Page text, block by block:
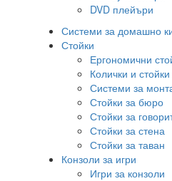
DVD плейъри
Системи за домашно
Стойки
Ергономични
Колички и
Системи за
Стойки за бюро
Стойки за
Стойки за стена
Стойки за таван
Конзоли за игри
Игри за конзоли